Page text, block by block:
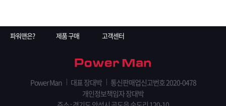
파워맨은? 제품 구매 고객센터
Power Man 대표 장대박
통신판매업신고번호 2020-0478
개인정보책임자 장대박